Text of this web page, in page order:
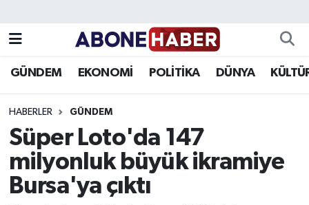
GÜNDEM EKONOMİ POLİTİKA DÜNYA
HABERLER GÜNDEM
Süper Loto'da 147
milyonluk büyük ikramiye
Bursa'ya çıktı
Asayiş
Bilim ve Teknoloji
Süper Lig Puan Durumu ve Fikstür
Tüm Manşetler